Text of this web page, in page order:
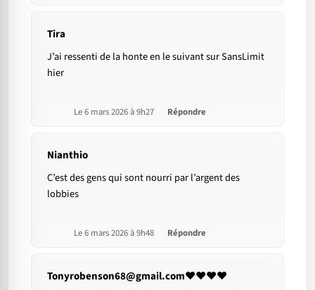
Tira
J’ai ressenti de la honte en le suivant sur SansLimit
hier
Le 6 mars 2026 à 9h27 Répondre
Nianthio
C’est des gens qui sont nourri par l’argent des
lobbies
Le 6 mars 2026 à 9h48 Répondre
Tonyrobenson68@gmail.com♥️♥️♥️❤️